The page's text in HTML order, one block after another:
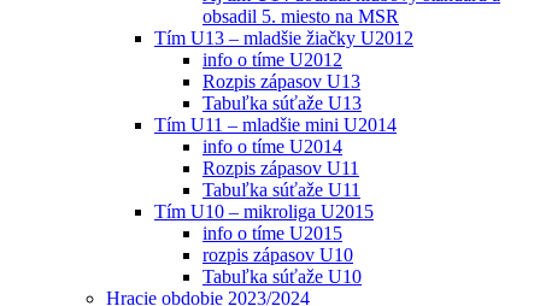
obsadil 5. miesto na MSR
Tím U13 – mladšie žiačky U2012
info o tíme U2012
Rozpis zápasov U13
Tabuľka súťaže U13
Tím U11 – mladšie mini U2014
info o tíme U2014
Rozpis zápasov U11
Tabuľka súťaže U11
Tím U10 – mikroliga U2015
info o tíme U2015
rozpis zápasov U10
Tabuľka súťaže U10
Hracie obdobie 2023/2024